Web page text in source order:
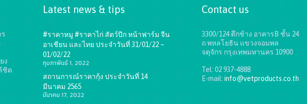
ง
ชิด
Latest news & tips
#ราคาหมู #ราคาไก่ สัตว์ปีก หน้าฟาร์ม จีน
อาเชียน และไทย ประจำวันที่ 31/01/22 –
01/02/22
กุมภาพันธ์ 1, 2022
สถานการณ์ราคากุ้ง ประจำวันที่ 14
มีนาคม 2565
มีนาคม 17, 2022
Contact us
3300/124 ตึกช้าง อาคารB ชั้น 24
ถ.พหลโยธิน แขวงจอมพล
จตุจักร กรุงเทพมหานคร 10900
Tel: 02 937-4888
E-mail: info@vetproducts.co.th